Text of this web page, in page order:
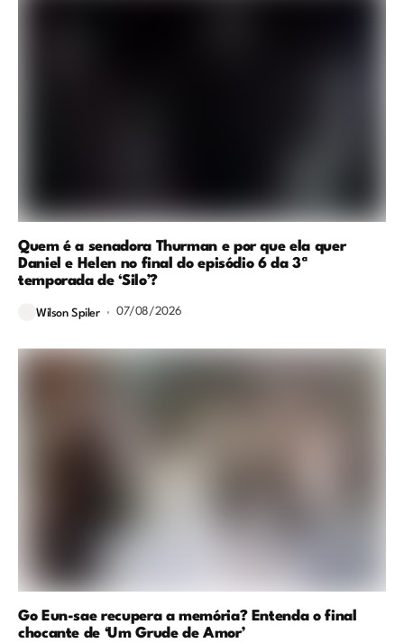
Quem é a senadora Thurman e por que ela quer
Daniel e Helen no final do episódio 6 da 3ª
temporada de ‘Silo’?
Wilson Spiler 07/08/2026
Go Eun-sae recupera a memória? Entenda o final
chocante de ‘Um Grude de Amor’